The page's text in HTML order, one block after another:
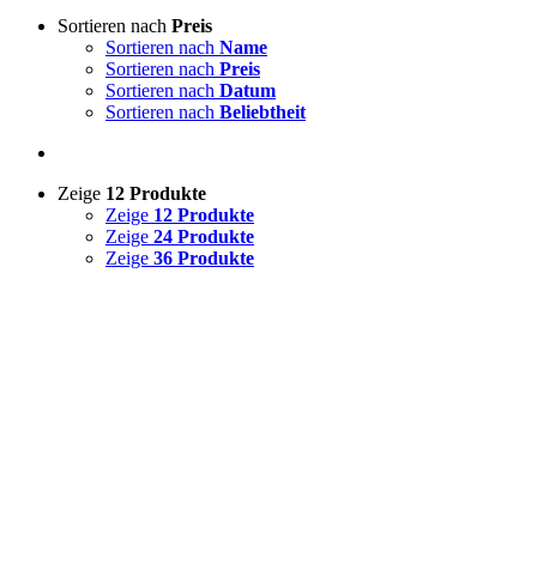
Sortieren nach Preis
Sortieren nach Name
Sortieren nach Preis
Sortieren nach Datum
Sortieren nach Beliebtheit
Zeige 12 Produkte
Zeige 12 Produkte
Zeige 24 Produkte
Zeige 36 Produkte